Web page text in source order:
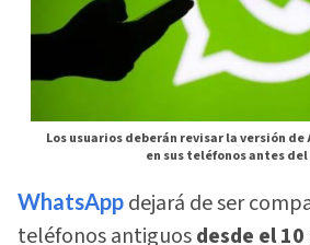
Los usuarios deberán revisar la versión
en sus teléfonos antes del
WhatsApp dejará de ser
teléfonos antiguosdesde el